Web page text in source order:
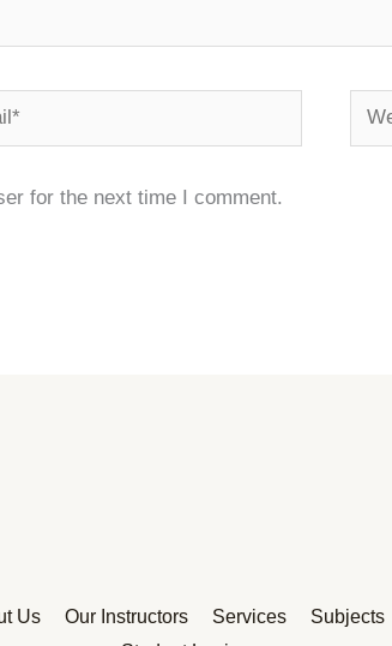
for the next time I comment.
Us Our Instructors Services
Subjects